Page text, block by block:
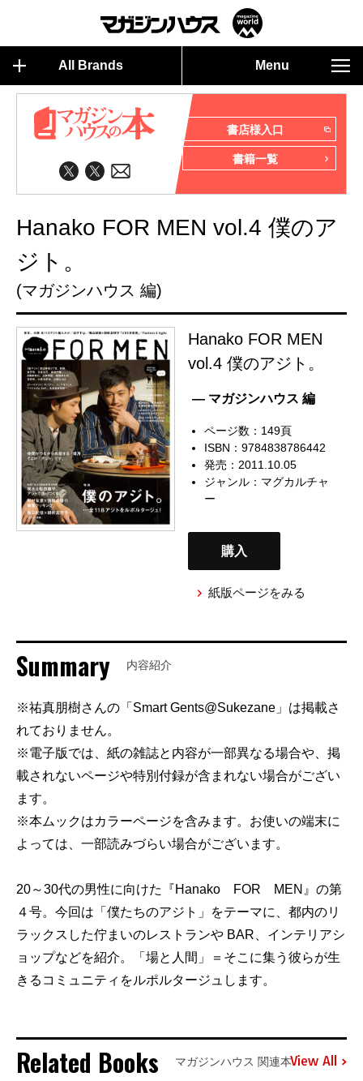
All Brands Menu
書店様入口
書籍一覧
Hanako FOR MEN vol.4 僕のア
ジト。
(マガジンハウス 編)
Hanako FOR MEN
vol.4 僕のアジト。
— マガジンハウス 編
ページ数：149頁
ISBN：9784838786442
発売：2011.10.05
ジャンル： マグカルチャ
ー
購入
紙版ページをみる
Summary 内容紹介
※祐真朋樹さんの「Smart Gents@Sukezane」は掲載さ
れておりません。
※電子版では、紙の雑誌と内容が一部異なる場合や、掲
載されないページや特別付録が含まれない場合がござい
ます。
※本ムックはカラーページを含みます。お使いの端末に
よっては、一部読みづらい場合がございます。
20～30代の男性に向けた『Hanako FOR MEN』の第
４号。今回は「僕たちのアジト」をテーマに、都内のリ
ラックスした佇まいのレストランや BAR、インテリアシ
ョップなどを紹介。「場と人間」＝そこに集う彼らが生
きるコミュニティをルポルタージュします。
Related Books マガジンハウス 関連本View All